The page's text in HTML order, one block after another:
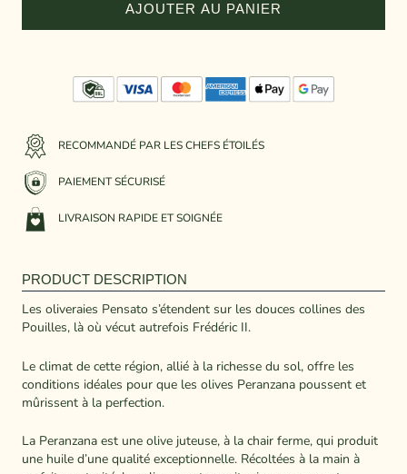
AJOUTER AU PANIER
RECOMMANDÉ PAR LES CHEFS ÉTOILÉS
PAIEMENT SÉCURISÉ
LIVRAISON RAPIDE ET SOIGNÉE
PRODUCT DESCRIPTION
Les oliveraies Pensato s’étendent sur les douces collines des
Pouilles, là où vécut autrefois Frédéric II.
Le climat de cette région, allié à la richesse du sol, offre les
conditions idéales pour que les olives Peranzana poussent et
mûrissent à la perfection.
La Peranzana est une olive juteuse, à la chair ferme, qui produit
une huile d’une qualité exceptionnelle. Récoltées à la main à